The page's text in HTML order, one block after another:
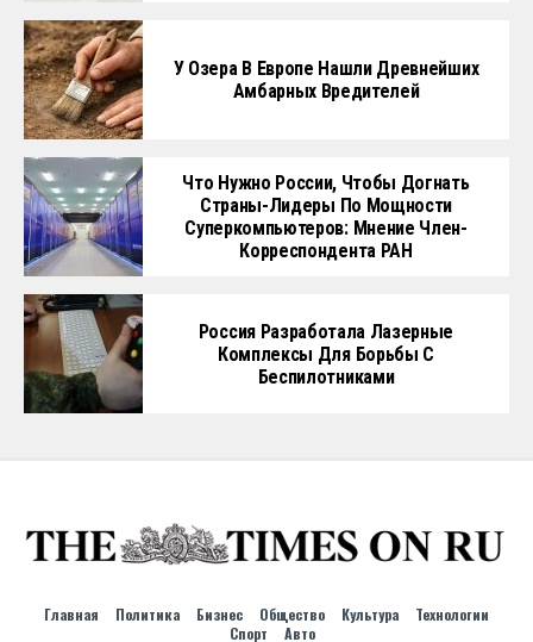
У Озера В Европе Нашли Древнейших
Амбарных Вредителей
Что Нужно России, Чтобы Догнать
Страны-Лидеры По Мощности
Суперкомпьютеров: Мнение Член-
Корреспондента РАН
Россия Разработала Лазерные
Комплексы Для Борьбы С
Беспилотниками
Главная Политика Бизнес Общество Культура
Технологии
Спорт
Авто